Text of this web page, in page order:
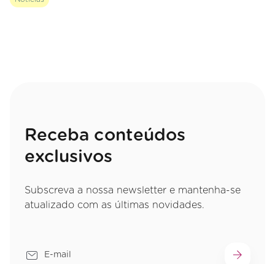
Receba conteúdos
exclusivos
Subscreva a nossa newsletter e mantenha-se
atualizado com as últimas novidades.